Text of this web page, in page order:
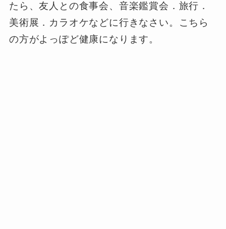
たら、友人との食事会、音楽鑑賞会．旅行．
美術展．カラオケなどに行きなさい。こちら
の方がよっぽど健康になります。